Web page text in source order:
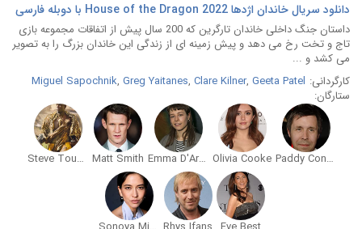
دانلود سریال خاندان اژدها House of the Dragon 2022 با دوبله فارسی
داستان جنگ داخلی خاندان تارگرین که 200 سال پیش از اتفاقات مجموعه بازی
تاج ‌و تخت رخ می ‌دهد و پیش زمینه ای از زندگی این خاندان بزرگ را به تصویر
می ‌کشد و ...
کارگردانی:
Miguel Sapochnik, Greg Yaitanes, Clare Kilner, Geeta Patel
ستارگان:
Paddy Considine
Olivia Cooke
Emma D'Arcy
Matt Smith
Steve Toussaint